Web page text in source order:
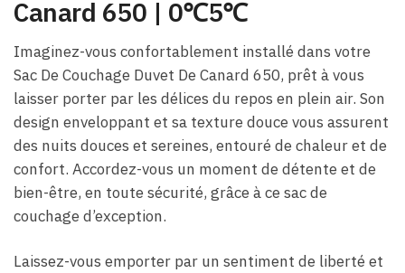
Canard 650 | 0℃5℃
Imaginez-vous confortablement installé dans votre
Sac De Couchage Duvet De Canard 650, prêt à vous
laisser porter par les délices du repos en plein air. Son
design enveloppant et sa texture douce vous assurent
des nuits douces et sereines, entouré de chaleur et de
confort. Accordez-vous un moment de détente et de
bien-être, en toute sécurité, grâce à ce sac de
couchage d’exception.
Laissez-vous emporter par un sentiment de liberté et